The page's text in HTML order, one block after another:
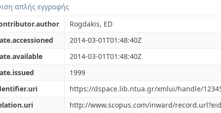
απλής εγγραφής
Rogdakis, ED
2014-03-01T01:48:40Z
2014-03-01T01:48:40Z
1999
https://dspace.lib.ntua.gr/xmlui/handle/
http://www.scopus.com/inward/